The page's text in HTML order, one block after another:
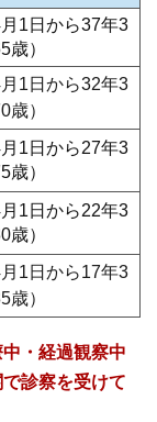
1日から37年3
歳）
1日から32年3
歳）
1日から27年3
歳）
1日から22年3
歳）
1日から17年3
歳）
・経過観察中
診察を受けて